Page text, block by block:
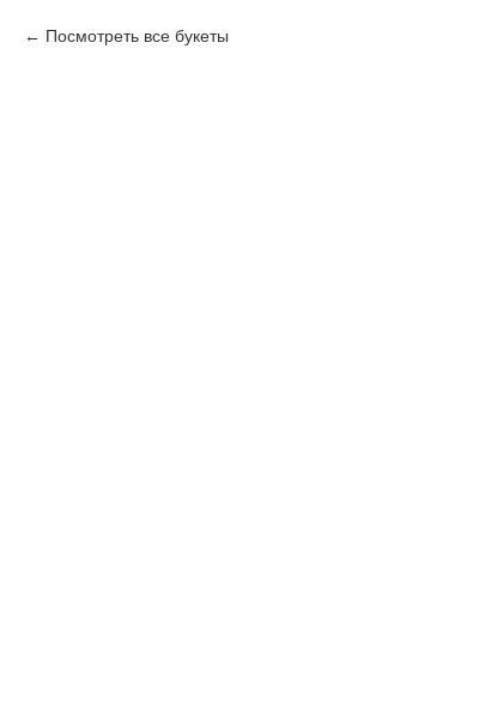
Посмотреть все букеты